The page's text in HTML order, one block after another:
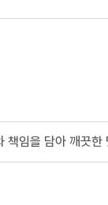
임을 담아 깨끗한